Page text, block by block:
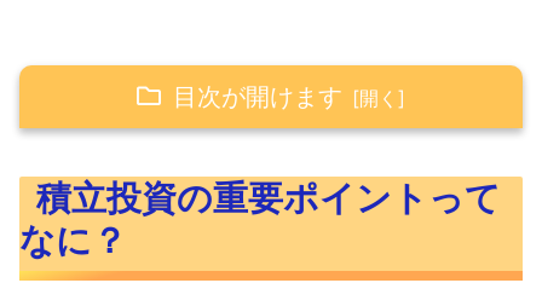
目次が開けます
積立投資の重要ポイント1：分散投資
積立投資の重要ポイントって
なに？